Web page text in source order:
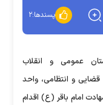
پسندها:۲
عمومی و انقلاب
و انتظامی، واحد
امام باقر (ع) اقدام